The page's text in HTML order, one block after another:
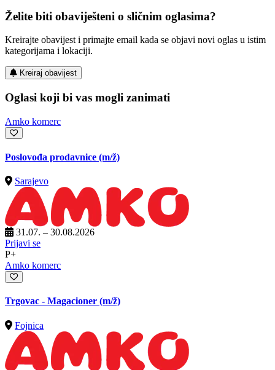
Želite biti obaviješteni o sličnim oglasima?
Kreirajte obavijest i primajte email kada se objavi novi oglas u istim
kategorijama i lokaciji.
Kreiraj obavijest
Oglasi koji bi vas mogli zanimati
Amko komerc
Poslovođa prodavnice (m/ž)
Sarajevo
31.07. – 30.08.2026
Prijavi se
P+
Amko komerc
Trgovac - Magacioner (m/ž)
Fojnica